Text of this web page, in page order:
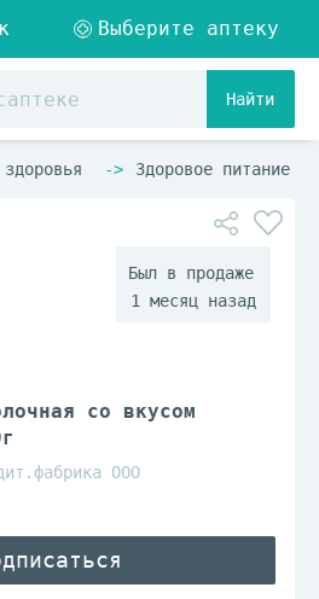
Найти
Здоровое питание
со вкусом
ООО
1 месяц назад